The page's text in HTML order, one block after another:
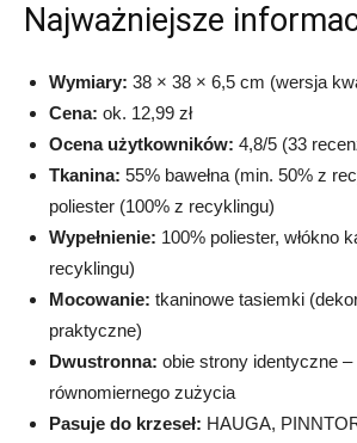
Najważniejsze
Wymiary: 38 × 38 × 6,5 cm (wersja
Cena: ok. 12,99 zł
Ocena użytkowników: 4,8/5 (33
Tkanina: 55% bawełna (min. 50% z
poliester (100% z recyklingu)
Wypełnienie: 100% poliester, włókno
recyklingu)
Mocowanie: tkaninowe tasiemki
praktyczne)
Dwustronna: obie strony identyczne
równomiernego zużycia
Pasuje do krzeseł: HAUGA,